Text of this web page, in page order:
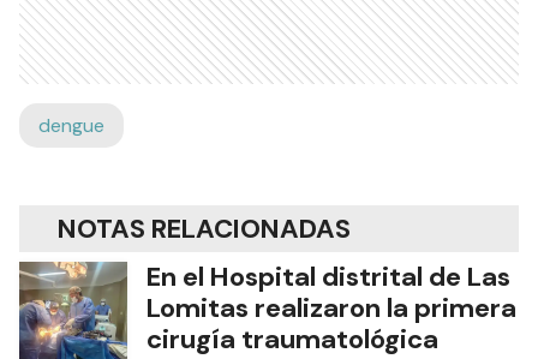
dengue
NOTAS RELACIONADAS
En el Hospital distrital de Las
Lomitas realizaron la primera
cirugía traumatológica